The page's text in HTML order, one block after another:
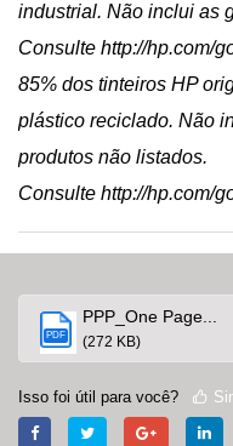
industrial. Não inclui as
Consulte http://hp.com/
85% dos tinteiros HP
plástico reciclado. Não
produtos não listados.
Consulte http://hp.com/
PDF
PPP_One Page...
(272 KB)
Isso foi útil para você?